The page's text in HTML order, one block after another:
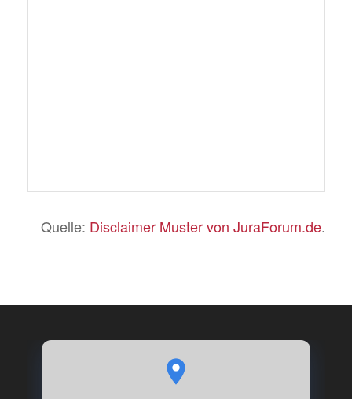
Quelle: Disclaimer Muster von JuraForum.de.